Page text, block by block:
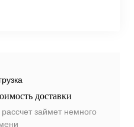
доставки
займет немного